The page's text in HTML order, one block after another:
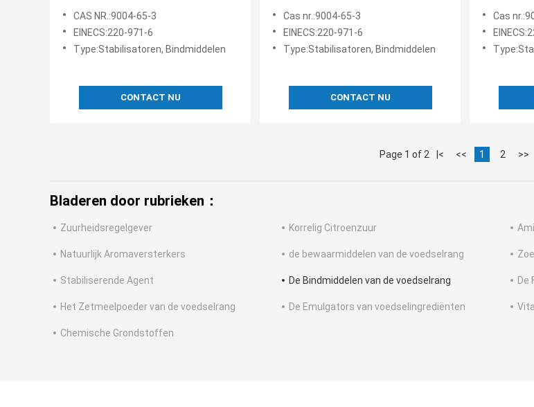
van het Poederbindmiddel
CAS NR.:9004-65-3
EINECS:220-971-6
Type:Stabilisatoren, Bindmiddelen
CONTACT NU
HPMC
Cas nr.:9004-65-3
EINECS:220-971-6
Type:Stabilisatoren, Bindmiddelen
CONTACT NU
Voedsel
Cas
Page 1 of 2 |< << 1 2 >>
Bladeren door rubrieken：
Zuurheidsregelgever Korrelig Citroenzuur
Natuurlijk Aromaversterkers de bewaarmiddelen van de voedselrang
Stabiliserende Agent De Bindmiddelen van de voedselrang De
Het Zetmeelpoeder van de voedselrang De Emulgators van voedselingrediënten
Chemische Grondstoffen